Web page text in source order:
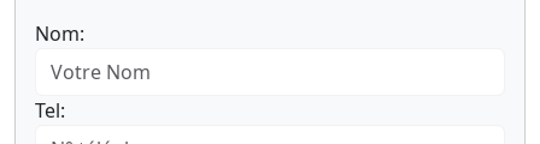
Nom:
Tel: